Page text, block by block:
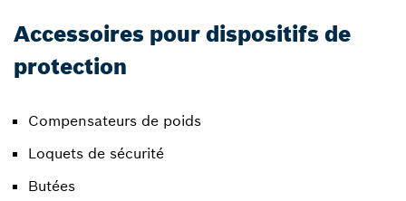
Accessoires pour dispositifs de
protection
Compensateurs de poids
Loquets de sécurité
Butées